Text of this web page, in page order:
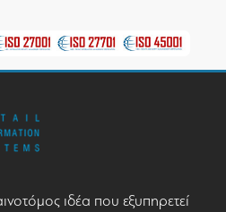
ιδέα που εξυπηρετεί